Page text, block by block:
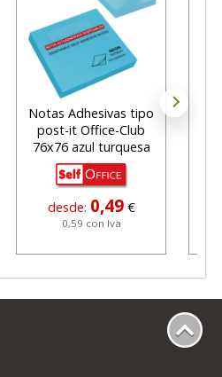
Notas Adhesivas tipo
post-it Office-Club
76x76 azul turquesa
desde: 0,49 €
0,59 con Iva